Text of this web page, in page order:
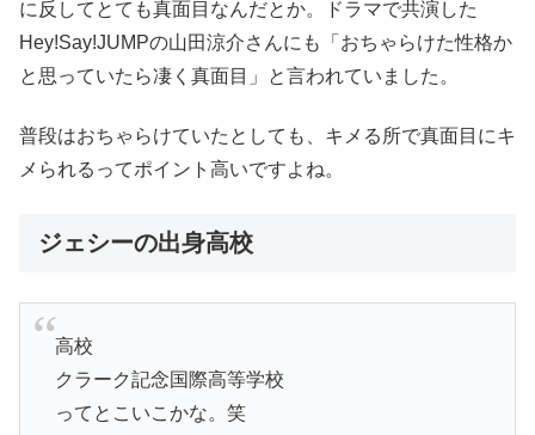
に反してとても真面目なんだとか。ドラマで共演した
Hey!Say!JUMPの山田涼介さんにも「おちゃらけた性格か
と思っていたら凄く真面目」と言われていました。
普段はおちゃらけていたとしても、キメる所で真面目にキ
メられるってポイント高いですよね。
ジェシーの出身高校
高校
クラーク記念国際高等学校
ってとこいこかな。笑